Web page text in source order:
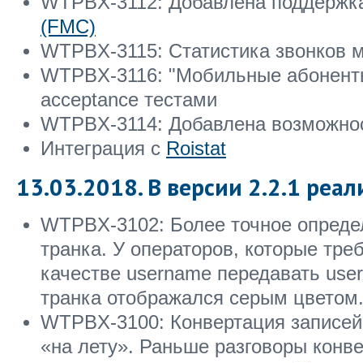
(FMC)
WTPBX-3115: Статистика
WTPBX-3116: "Мобильные
acceptance тестами
WTPBX-3114: Добавлена
Интеграция с Roistat
13.03.2018. В версии 2.2.1
WTPBX-3102: Более точное
транка. У операторов, которые
качестве username передавать
транка отображался серым цветом.
WTPBX-3100: Конвертация
«на лету». Раньше разговоры